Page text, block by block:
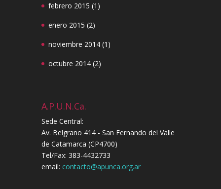
febrero 2015 (1)
enero 2015 (2)
noviembre 2014 (1)
octubre 2014 (2)
A.P.U.N.Ca.
Sede Central:
Av. Belgrano 414 - San Fernando del Valle
de Catamarca (CP4700)
Tel/Fax: 383-4432733
email: contacto@apunca.org.ar